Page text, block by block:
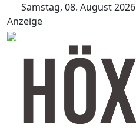
Samstag, 08. August 2026
Anzeige